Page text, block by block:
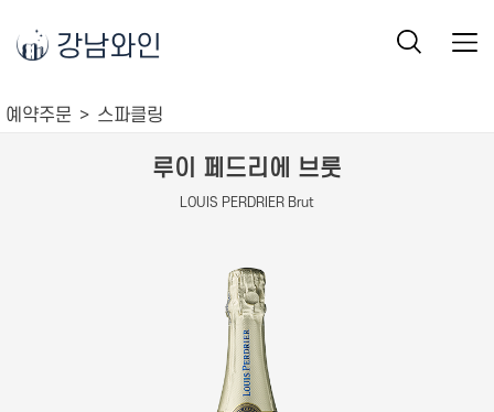
강남와인
예약주문 스파클링
루이 페드리에 브룻
LOUIS PERDRIER Brut